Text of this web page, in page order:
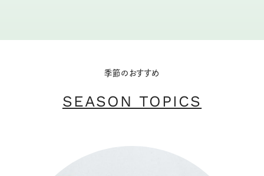
季節のおすすめ
SEASON TOPICS